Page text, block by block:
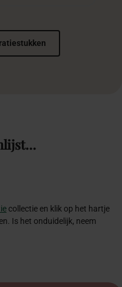
collectie en klik op het hartje
Is het onduidelijk, neem